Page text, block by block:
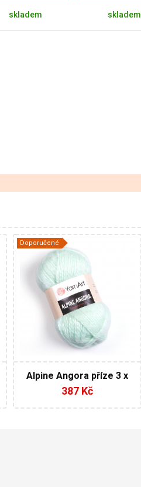
skladem skladem
Doporučené
20% Vlna - 80%
Akryl
Klasik
150
Alpine Angora příze 3 x
150 g AKCE
387 Kč